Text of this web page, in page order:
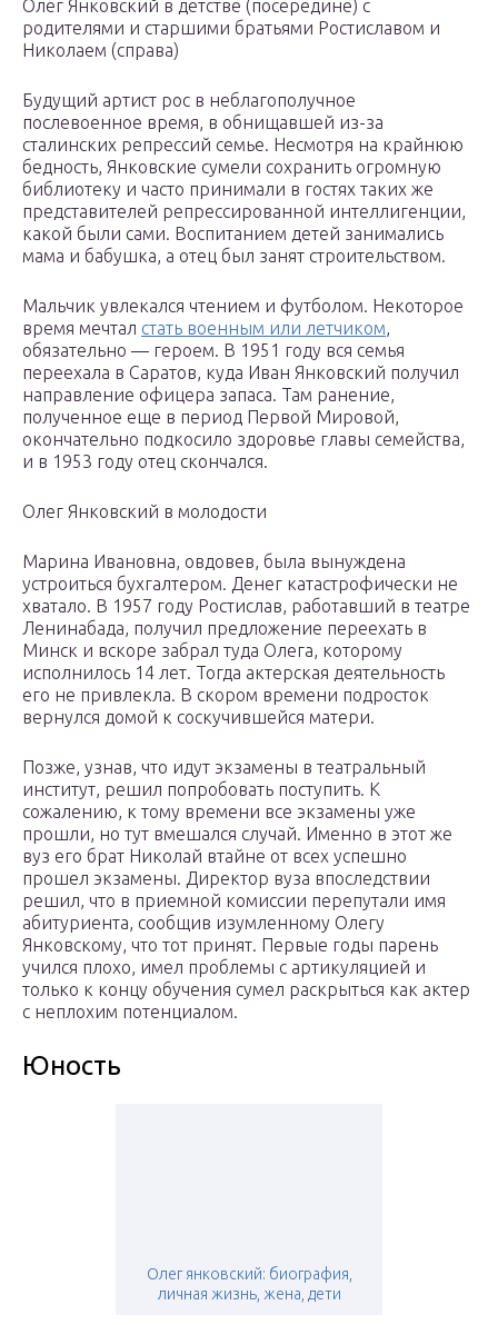
Олег Янковский в детстве (посередине) с
родителями и старшими братьями Ростиславом и
Николаем (справа)
Будущий артист рос в неблагополучное
послевоенное время, в обнищавшей из-за
сталинских репрессий семье. Несмотря на крайнюю
бедность, Янковские сумели сохранить огромную
библиотеку и часто принимали в гостях таких же
представителей репрессированной интеллигенции,
какой были сами. Воспитанием детей занимались
мама и бабушка, а отец был занят строительством.
Мальчик увлекался чтением и футболом. Некоторое
время мечтал стать военным или летчиком,
обязательно — героем. В 1951 году вся семья
переехала в Саратов, куда Иван Янковский получил
направление офицера запаса. Там ранение,
полученное еще в период Первой Мировой,
окончательно подкосило здоровье главы семейства,
и в 1953 году отец скончался.
Олег Янковский в молодости
Марина Ивановна, овдовев, была вынуждена
устроиться бухгалтером. Денег катастрофически не
хватало. В 1957 году Ростислав, работавший в театре
Ленинабада, получил предложение переехать в
Минск и вскоре забрал туда Олега, которому
исполнилось 14 лет. Тогда актерская деятельность
его не привлекла. В скором времени подросток
вернулся домой к соскучившейся матери.
Позже, узнав, что идут экзамены в театральный
институт, решил попробовать поступить. К
сожалению, к тому времени все экзамены уже
прошли, но тут вмешался случай. Именно в этот же
вуз его брат Николай втайне от всех успешно
прошел экзамены. Директор вуза впоследствии
решил, что в приемной комиссии перепутали имя
абитуриента, сообщив изумленному Олегу
Янковскому, что тот принят. Первые годы парень
учился плохо, имел проблемы с артикуляцией и
только к концу обучения сумел раскрыться как актер
с неплохим потенциалом.
Юность
Олег янковский: биография,
личная жизнь, жена, дети